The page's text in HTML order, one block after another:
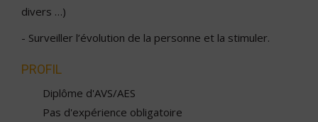
divers …)
- Surveiller l’évolution de la personne et la stimuler.
PROFIL
Diplôme d'AVS/AES
Pas d'expérience obligatoire